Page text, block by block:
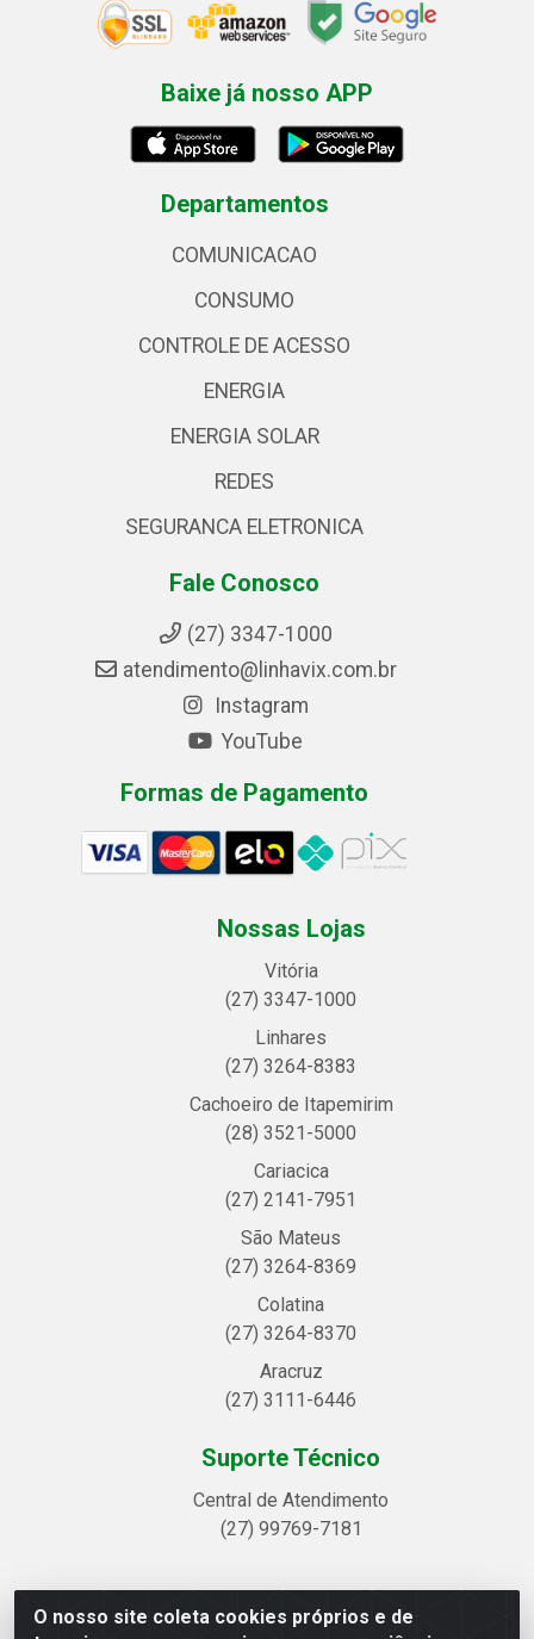
O nosso site coleta cookies próprios e de
Baixe já nosso APP
Departamentos
COMUNICACAO
CONSUMO
CONTROLE DE ACESSO
ENERGIA
ENERGIA SOLAR
REDES
SEGURANCA ELETRONICA
Fale Conosco
(27) 3347-1000
atendimento@linhavix.com.br
Instagram
YouTube
Formas de Pagamento
Nossas Lojas
Vitória
(27) 3347-1000
Linhares
(27) 3264-8383
Cachoeiro de Itapemirim
(28) 3521-5000
Cariacica
(27) 2141-7951
São Mateus
(27) 3264-8369
Colatina
(27) 3264-8370
Aracruz
(27) 3111-6446
Suporte Técnico
Central de Atendimento
(27) 99769-7181
Linhavix Distribuidora LTDA - Avenida Alegre, 2521 -